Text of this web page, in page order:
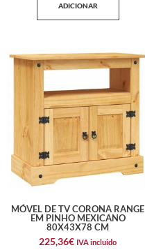
ADICIONAR
MÓVEL DE TV CORONA RANGE
EM PINHO MEXICANO
80X43X78 CM
225,36€ IVA incluido